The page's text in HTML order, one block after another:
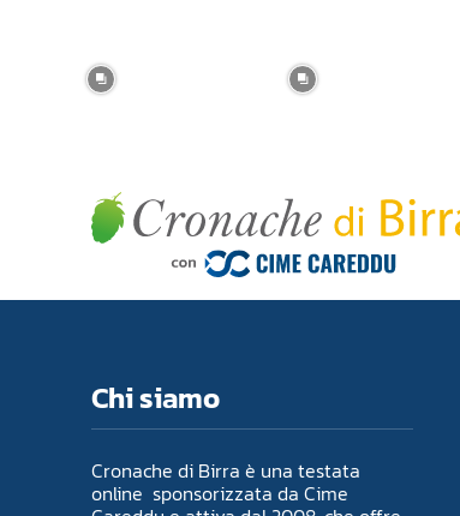
Chi siamo
Cronache di Birra è una testata
online sponsorizzata da Cime